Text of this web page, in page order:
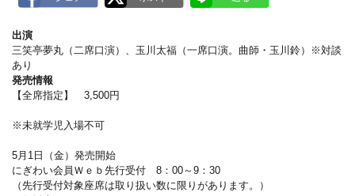
出演
三笑亭夢丸（二席口演）、玉川太福（一席口演。曲師・玉川鈴）※対談
あり
発売情報
【全席指定】 3,500円
※未就学児入場不可
5月1日（金）発売開始
にぎわい会員Ｗｅｂ先行受付 8：00～9：30
（先行受付対象座席は取り扱い数に限りがあります。）